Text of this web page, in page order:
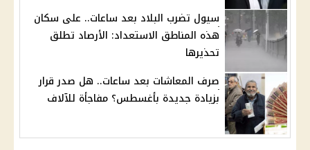
سيول تضرب البلاد بعد ساعات.. على سكان
هذه المناطق الاستعداد: الأرصاد تطلق
تحذيرها
صرف المعاشات بعد ساعات.. هل صدر قرار
بزيادة جديدة بأغسطس؟ مفاجأة للآلاف